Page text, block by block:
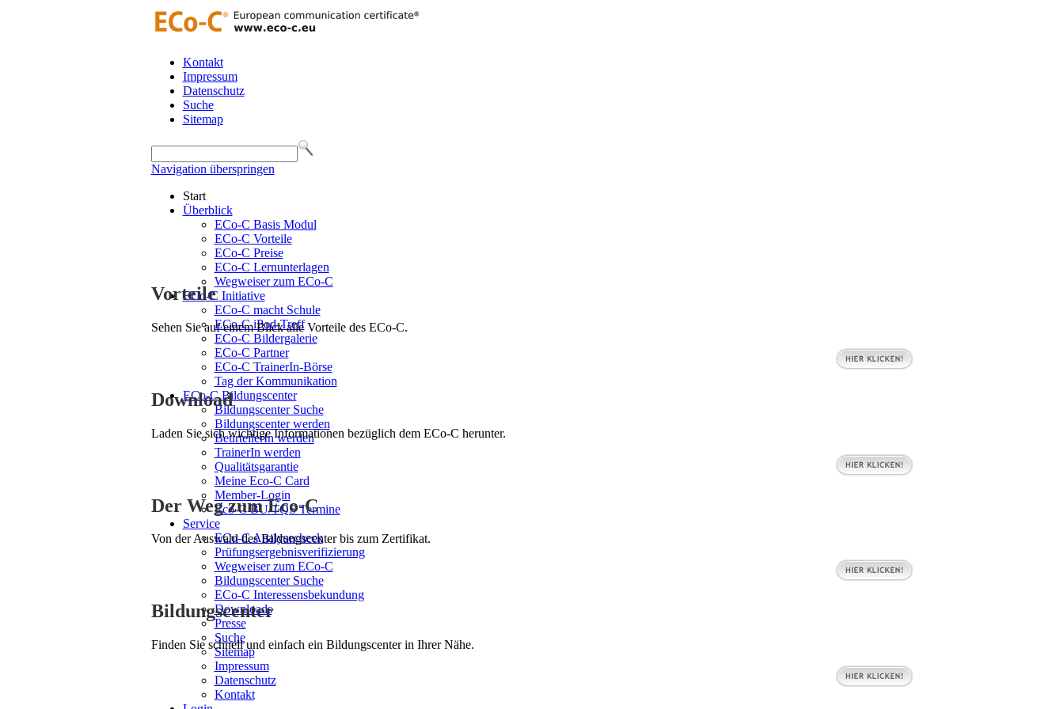
Kontakt
Impressum
Datenschutz
Suche
Sitemap
Navigation überspringen
Start
Überblick
ECo-C Basis Modul
ECo-C Vorteile
ECo-C Preise
ECo-C Lernunterlagen
Wegweiser zum ECo-C
ECo-C Initiative
ECo-C macht Schule
ECo-C iPod-Treff
ECo-C Bildergalerie
ECo-C Partner
ECo-C TrainerIn-Börse
Tag der Kommunikation
ECo-C Bildungscenter
Bildungscenter Suche
Bildungscenter werden
BeurteilerIn werden
TrainerIn werden
Qualitätsgarantie
Meine Eco-C Card
Member-Login
Eco-C BU/TQS Termine
Service
ECo-C Analysecheck
Prüfungsergebnisverifizierung
Wegweiser zum ECo-C
Bildungscenter Suche
ECo-C Interessensbekundung
Downloads
Presse
Suche
Sitemap
Impressum
Datenschutz
Kontakt
Vorteile
Sehen Sie auf einem Blick alle Vorteile des ECo-C.
Download
Laden Sie sich wichtige Informationen bezüglich dem ECo-C herunter.
Der Weg zum Eco-C
Von der Auswahl des Bildungscenter bis zum Zertifikat.
Bildungscenter
Finden Sie schnell und einfach ein Bildungscenter in Ihrer Nähe.